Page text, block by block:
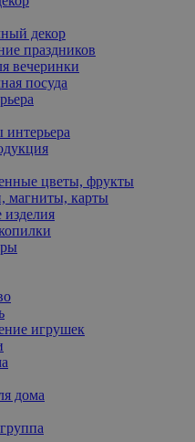
декор
праздников
вечеринки
посуда
цветы, фрукты
магниты, карты
игрушек
дома